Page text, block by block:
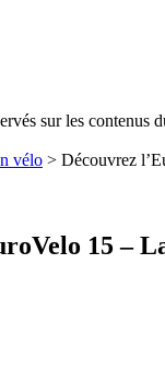
sur les contenus
vélo > Découvrez
15 –